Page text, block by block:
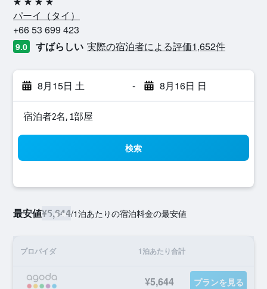
4つ星
パーイ​（タイ​）​
+66 53 699 423
9.0 すばらしい 実際の宿泊者による評価1,652​件
8月15日 土 - 8月16日 日
宿泊者2名, 1​部屋
検索
最安値¥5,644/1泊あたりの宿泊料金の最安値
プロバイダ 1泊あたり合計
¥5,644 プランを見る